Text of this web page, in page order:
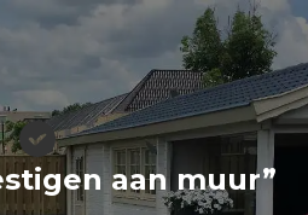
aan muur”